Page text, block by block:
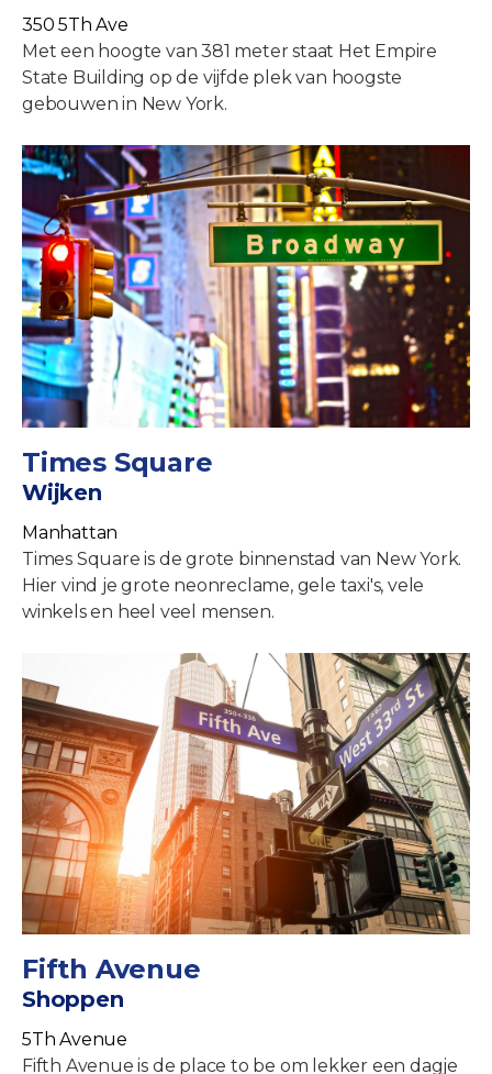
350 5Th Ave
Met een hoogte van 381 meter staat Het Empire
State Building op de vijfde plek van hoogste
gebouwen in New York.
Times Square
Wijken
Manhattan
Times Square is de grote binnenstad van New York.
Hier vind je grote neonreclame, gele taxi's, vele
winkels en heel veel mensen.
Fifth Avenue
Shoppen
5Th Avenue
Fifth Avenue is de place to be om lekker een dagje